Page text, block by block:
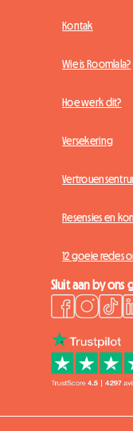
Kontak
Wie is Roomlala?
Hoe werk dit?
Versekering
Resensies en
12 goeie redes
Sluit aan by ons